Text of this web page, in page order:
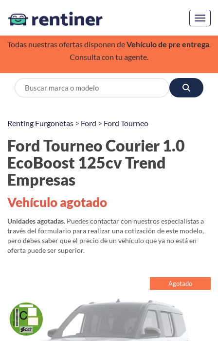
Todas nuestras ofertas disponen deVehículo de pre entrega.
Consulta con tu agente.
Renting Furgonetas > Ford > Ford Tourneo
Ford Tourneo Courier 1.0
EcoBoost 125cv Trend
Empresas
Vehículo agotado
Unidades agotadas. Puedes contactar con nuestros especialistas a
través del formulario para realizar una cotización de este modelo,
pero debes saber que el precio de un vehículo que ya no está en
oferta puede ser superior.
Agotado